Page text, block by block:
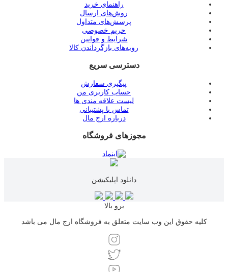
راهنمای خرید
روش‌های ارسال
پرسش‌های متداول
حریم خصوصی
شرایط و قوانین
رویه‌های بازگرداندن کالا
دسترسی سریع
پیگیری سفارش
حساب کاربری من
لیست علاقه مندی ها
تماس با پشتیبانی
درباره ارج مال
مجوزهای فروشگاه
دانلود اپلیکیشن
برو بالا
کلیه حقوق این وب سایت متعلق به فروشگاه ارج مال می باشد